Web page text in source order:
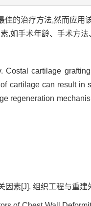
的治疗方法,然而应用
如手术年龄、手术方法
Costal cartilage
cartilage can result in
regeneration
素[J]. 组织工程与重建